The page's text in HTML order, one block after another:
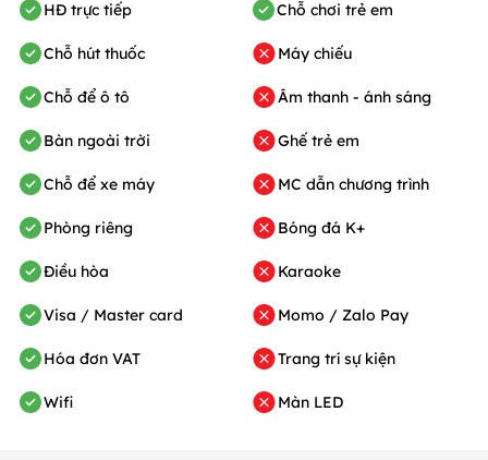
HĐ trực tiếp
Chỗ hút thuốc
Chỗ để ô tô
Bàn ngoài trời
Chỗ để xe máy
Phòng riêng
Điều hòa
Visa / Master card
Hóa đơn VAT
Wifi
Chỗ chơi trẻ em
Máy chiếu
Âm thanh - ánh sáng
Ghế trẻ em
MC dẫn chương trình
Bóng đá K+
Karaoke
Momo / Zalo Pay
Trang trí sự kiện
Màn LED